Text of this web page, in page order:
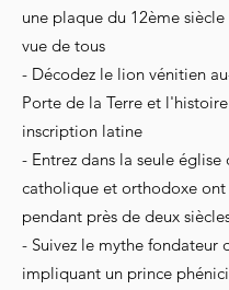
une plaque du 12ème siècle
vue de tous
- Décodez le lion vénitien
Porte de la Terre et
inscription latine
- Entrez dans la seule église
catholique et orthodoxe ont
pendant près de deux
- Suivez le mythe fondateur
impliquant un prince